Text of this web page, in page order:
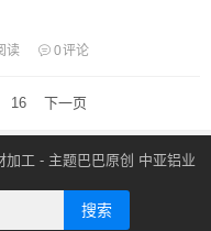
读 0评论
16 下一页
加工 - 主题巴巴原创 中亚铝业
搜索